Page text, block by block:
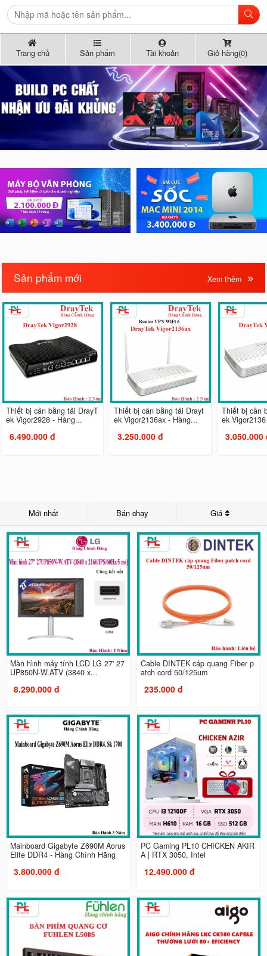
Trang chủ Sản phẩm Tài khoản Giỏ hàng(0)
Sản phẩm mới Xem thêm
Thiết bị cân bằng tải DrayT
ek Vigor2928 - Hàng...
6.490.000 đ
Thiết bị cân bằng tải Drayt
ek Vigor2136ax - Hàng...
3.250.000 đ
Thiết bị cân
ek
3.050.000
Mới nhất Bán chạy Giá
Màn hình máy tính LCD LG 27' 27
UP850N-W.ATV (3840 x...
8.290.000 đ
Cable DINTEK cáp quang Fiber p
atch cord 50/125um
235.000 đ
Mainboard Gigabyte Z690M Aorus
Elite DDR4 - Hàng Chính Hãng
3.800.000 đ
PC Gaming PL10 CHICKEN AKIR
A | RTX 3050, Intel
12.490.000 đ